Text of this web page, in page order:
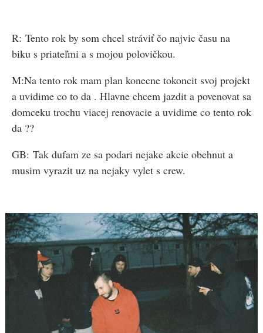
R: Tento rok by som chcel stráviť čo najvic času na
biku s priateľmi a s mojou polovičkou.
M:Na tento rok mam plan konecne tokoncit svoj projekt
a uvidime co to da . Hlavne chcem jazdit a povenovat sa
domceku trochu viacej renovacie a uvidime co tento rok
da ??
GB: Tak dufam ze sa podari nejake akcie obehnut a
musim vyrazit uz na nejaky vylet s crew.